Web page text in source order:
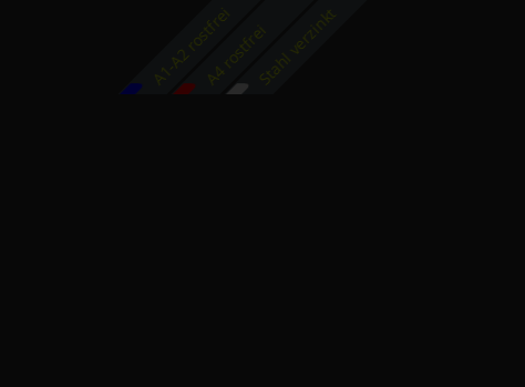
A1-A2 rostfreiA4 rostfreiStahl verzinkt